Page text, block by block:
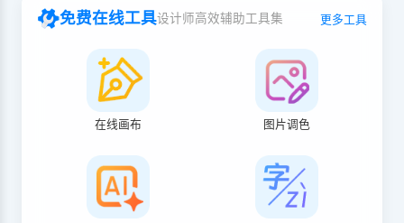
免费在线工具设计师高效辅助工具集 更多工具
在线画布 图片调色